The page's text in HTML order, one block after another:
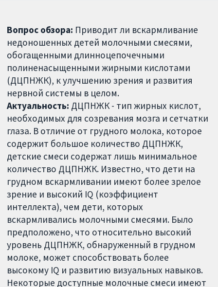
Вопрос обзора: Приводит ли вскармливание
недоношенных детей молочными смесями,
обогащенными длинноцепочечными
полиненасыщенными жирными кислотами
(ДЦПНЖК), к улучшению зрения и развития
нервной системы в целом.
Актуальность: ДЦПНЖК - тип жирных кислот,
необходимых для созревания мозга и сетчатки
глаза. В отличие от грудного молока, которое
содержит большое количество ДЦПНЖК,
детские смеси содержат лишь минимальное
количество ДЦПНЖК. Известно, что дети на
грудном вскармливании имеют более зрелое
зрение и высокий IQ (коэффициент
интеллекта), чем дети, которых
вскармливались молочными смесями. Было
предположено, что относительно высокий
уровень ДЦПНЖК, обнаруженный в грудном
молоке, может способствовать более
высокому IQ и развитию визуальных навыков.
Некоторые доступные молочные смеси имеют